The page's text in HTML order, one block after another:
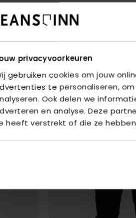
privacyvoorkeuren
gebruiken cookies om jouw
te personaliseren,
Ook delen we
en analyse. Deze
heeft verstrekt of die ze
VOOR JOU
jeans van Bram Paris